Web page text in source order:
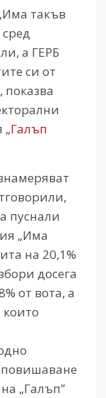
такъв
а ГЕРБ
си от
„Галъп
пуснали
„Има
на 20,1%
досега
от вота, а
повишаване
„Галъп”